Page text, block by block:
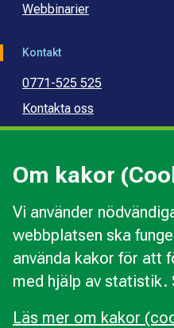
Om kakor
Vi använder
webbplatsen ska
använda kakor för att
med hjälp av statistik.
Läs mer om kakor
Webbinarier
Kontakt
0771-525 525
Kontakta oss
Press
Kommunal budget- och
Om webbplatsen
Behandling av personuppgifter